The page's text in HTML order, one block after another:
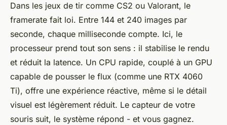
Dans les jeux de tir comme CS2 ou Valorant, le
framerate fait loi. Entre 144 et 240 images par
seconde, chaque milliseconde compte. Ici, le
processeur prend tout son sens : il stabilise le rendu
et réduit la latence. Un CPU rapide, couplé à un GPU
capable de pousser le flux (comme une RTX 4060
Ti), offre une expérience réactive, même si le détail
visuel est légèrement réduit. Le capteur de votre
souris suit, le système répond - et vous gagnez.